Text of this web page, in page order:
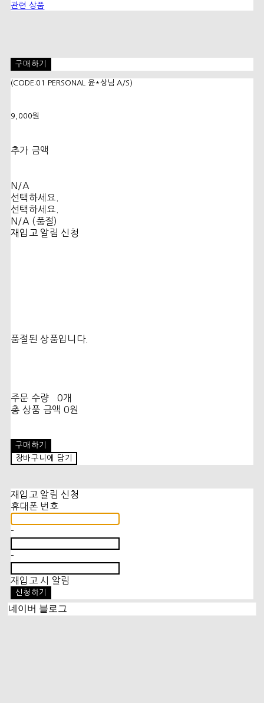
관련 상품
구매하기
(CODE:01 PERSONAL 윤*상님 A/S)
9,000원
추가 금액
N/A
선택하세요.
선택하세요.
N/A (품절)
재입고 알림 신청
품절된 상품입니다.
주문 수량
0개
총 상품 금액 0원
구매하기
장바구니에 담기
재입고 알림 신청
휴대폰 번호
-
-
재입고 시 알림
신청하기
네이버 블로그